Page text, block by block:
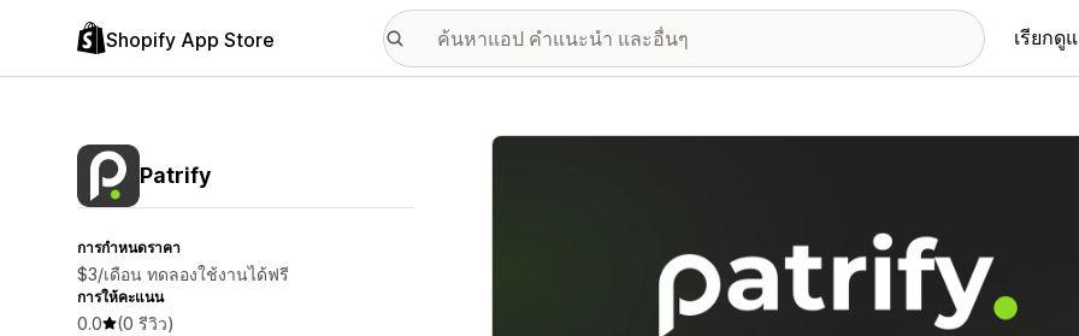
Shopify App Store เรียกดู
Patrify
การกำหนดราคา
$3/เดือน ทดลองใช้งานได้ฟรี
การให้คะแนน
0.0 (0 รีวิว)
แกลเลอรีรูปภาพที่แสดง